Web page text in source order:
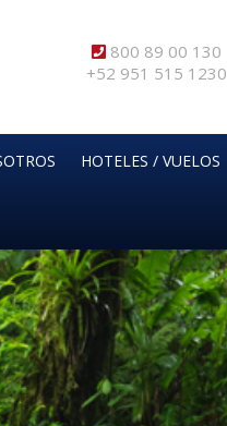
800 89 00 130
+52 951 515 1230
HOTELES / VUELOS